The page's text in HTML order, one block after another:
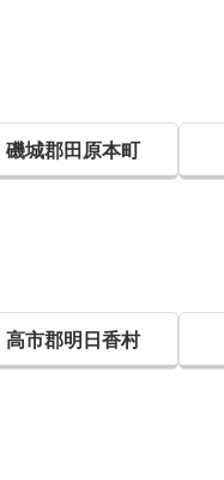
磯城郡田原本町
高市郡明日香村